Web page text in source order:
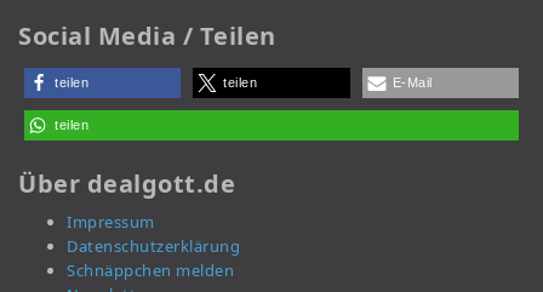
Social Media / Teilen
teilen teilen E-Mail
teilen
Über dealgott.de
Impressum
Datenschutzerklärung
Schnäppchen melden